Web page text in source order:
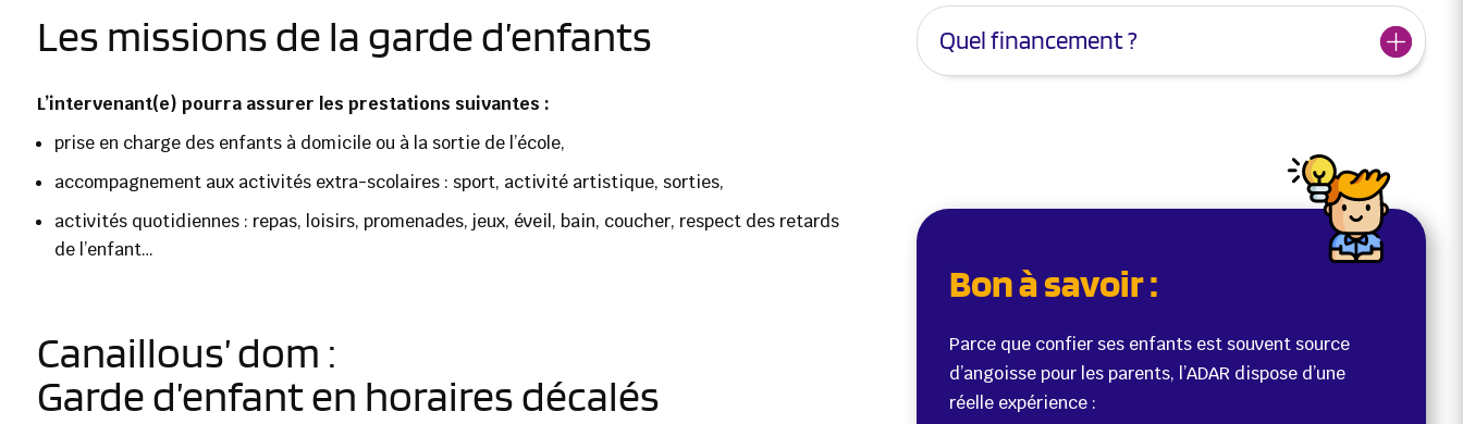
Les missions de la garde d’enfants
L’intervenant(e) pourra assurer les prestations suivantes :
prise en charge des enfants à domicile ou à la sortie de l’école,
accompagnement aux activités extra-scolaires : sport, activité artistique, sorties,
activités quotidiennes : repas, loisirs, promenades, jeux, éveil, bain, coucher, respect des retards
de l’enfant…
Canaillous’ dom :
Garde d’enfant en horaires décalés
Quel financement ?
Bon à savoir :
Parce que confier ses enfants est souvent source
d’angoisse pour les parents, l’ADAR dispose d’une
réelle expérience :